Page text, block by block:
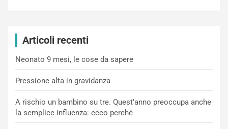
Articoli recenti
Neonato 9 mesi, le cose da sapere
Pressione alta in gravidanza
A rischio un bambino su tre. Quest’anno preoccupa anche
la semplice influenza: ecco perché